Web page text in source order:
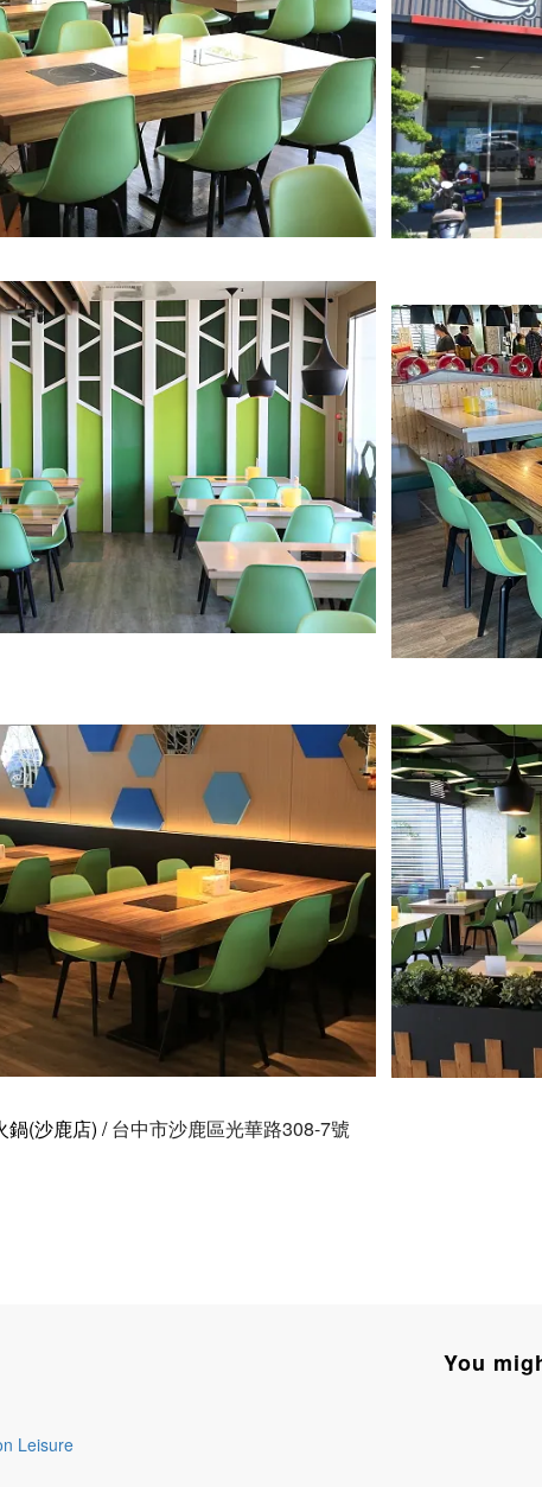
鍋(沙鹿店) /台中市沙鹿區光華路308-7號
You